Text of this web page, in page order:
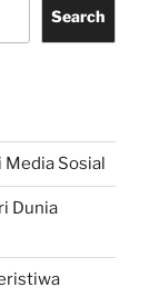
Search
Media Sosial
Dunia